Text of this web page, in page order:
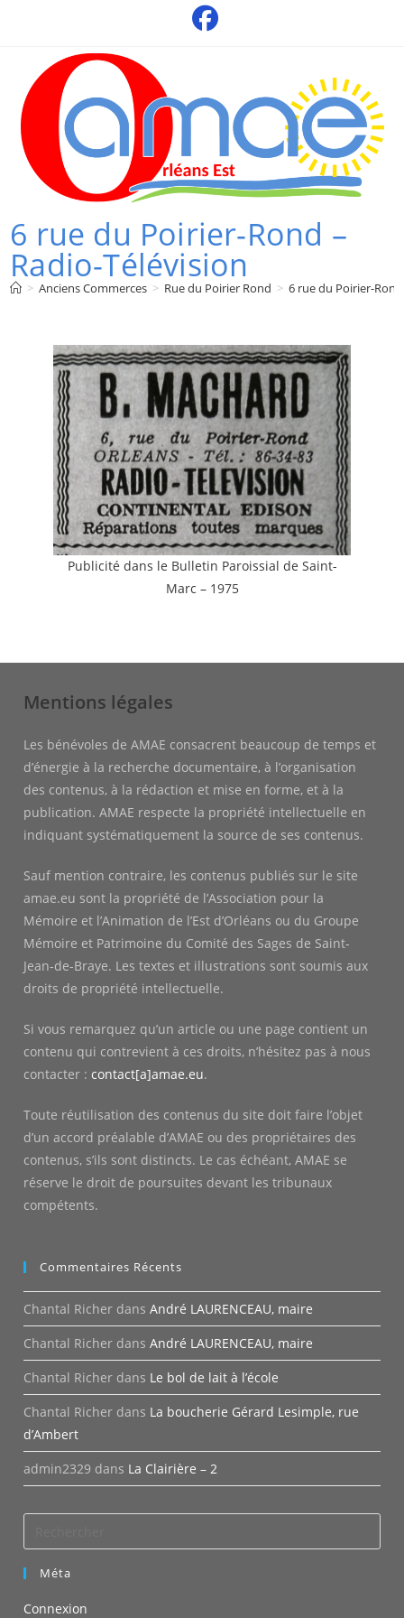
6 rue du Poirier-Rond –
Radio-Télévision
> Anciens Commerces > Rue du Poirier Rond > 6 rue du Poirier-
Publicité dans le Bulletin Paroissial de Saint-
Marc – 1975
Mentions légales
Les bénévoles de AMAE consacrent beaucoup de temps et
d’énergie à la recherche documentaire, à l’organisation
des contenus, à la rédaction et mise en forme, et à la
publication. AMAE respecte la propriété intellectuelle en
indiquant systématiquement la source de ses contenus.
Sauf mention contraire, les contenus publiés sur le site
amae.eu sont la propriété de l’Association pour la
Mémoire et l’Animation de l’Est d’Orléans ou du Groupe
Mémoire et Patrimoine du Comité des Sages de Saint-
Jean-de-Braye. Les textes et illustrations sont soumis aux
droits de propriété intellectuelle.
Si vous remarquez qu’un article ou une page contient un
contenu qui contrevient à ces droits, n’hésitez pas à nous
contacter :contact[a]amae.eu.
Toute réutilisation des contenus du site doit faire l’objet
d’un accord préalable d’AMAE ou des propriétaires des
contenus, s’ils sont distincts. Le cas échéant, AMAE se
réserve le droit de poursuites devant les tribunaux
compétents.
Commentaires Récents
Chantal Richer dansAndré LAURENCEAU, maire
Chantal Richer dansAndré LAURENCEAU, maire
Chantal Richer dans Le bol de lait à l’école
Chantal Richer dans La boucherie Gérard Lesimple, rue
d’Ambert
admin2329 dans La Clairière – 2
Méta
Connexion